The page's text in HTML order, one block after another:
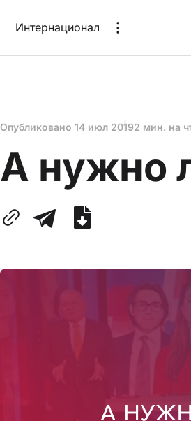
Интернационал
Опубликовано 14 июл 20192 мин. на
А нужно